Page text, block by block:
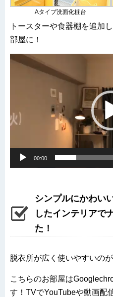
Aタイプ洗面化粧台
トースターや食器棚を追加
部屋に！
動
ー
ヤ
00:00
シンプルにかわい
したインテリアで
た！
脱衣所が広く使いやすいのが
こちらのお部屋は
す！TVでYouTubeや動画配